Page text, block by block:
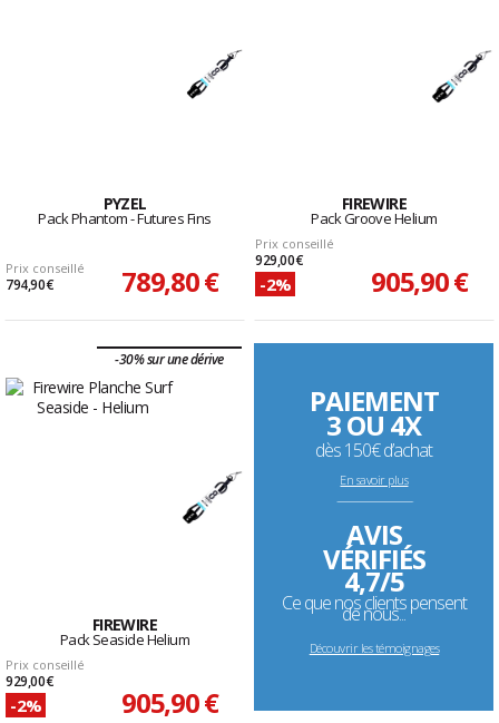
PYZEL
Pack Phantom - Futures Fins
Prix conseillé
794,90 € 789,80 €
FIREWIRE
Pack Groove Helium
Prix conseillé
929,00 €
-2% 905,90 €
-30% sur une dérive
FIREWIRE
Pack Seaside Helium
Prix conseillé
929,00 €
-2% 905,90 €
PAIEMENT
3 OU 4X
dès 150€ d’achat
En savoir plus
--------------------------------------------------------------------
AVIS
VÉRIFIÉS
4,7/5
Ce que nos clients pensent
de nous...
Découvrir les témoignages